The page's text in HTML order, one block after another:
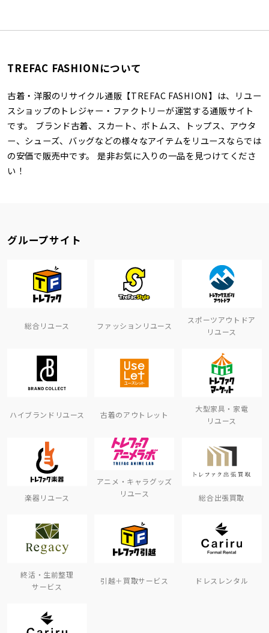
TREFAC FASHIONについて
古着・洋服のリサイクル通販【TREFAC FASHION】は、リユー
スショップのトレジャー・ファクトリーが運営する通販サイト
です。 ブランド古着、スカート、ボトムス、トップス、アウタ
ー、シューズ、バッグなどの様々なアイテムをリユースならでは
の安価で販売中です。 是非お気に入りの一品を見つけてくださ
い！
グループサイト
総合リユース ファッションリユース
スポーツアウトドア
リユース
ハイブランドリユース 古着のアウトレット
大型家具・家電
リユース
楽器リユース
アニメ・キャラグッズ
リユース
総合出張買取
終活・生前整理
サービス
引越＋買取サービス ドレスレンタル